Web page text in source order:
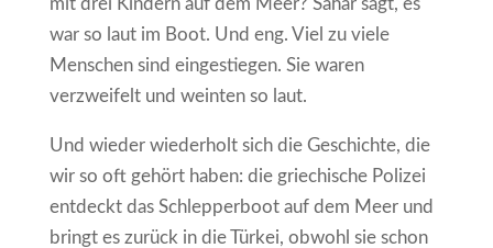
mit drei Kindern auf dem Meer? Sahar sagt, es
war so laut im Boot. Und eng. Viel zu viele
Menschen sind eingestiegen. Sie waren
verzweifelt und weinten so laut.
Und wieder wiederholt sich die Geschichte, die
wir so oft gehört haben: die griechische Polizei
entdeckt das Schlepperboot auf dem Meer und
bringt es zurück in die Türkei, obwohl sie schon